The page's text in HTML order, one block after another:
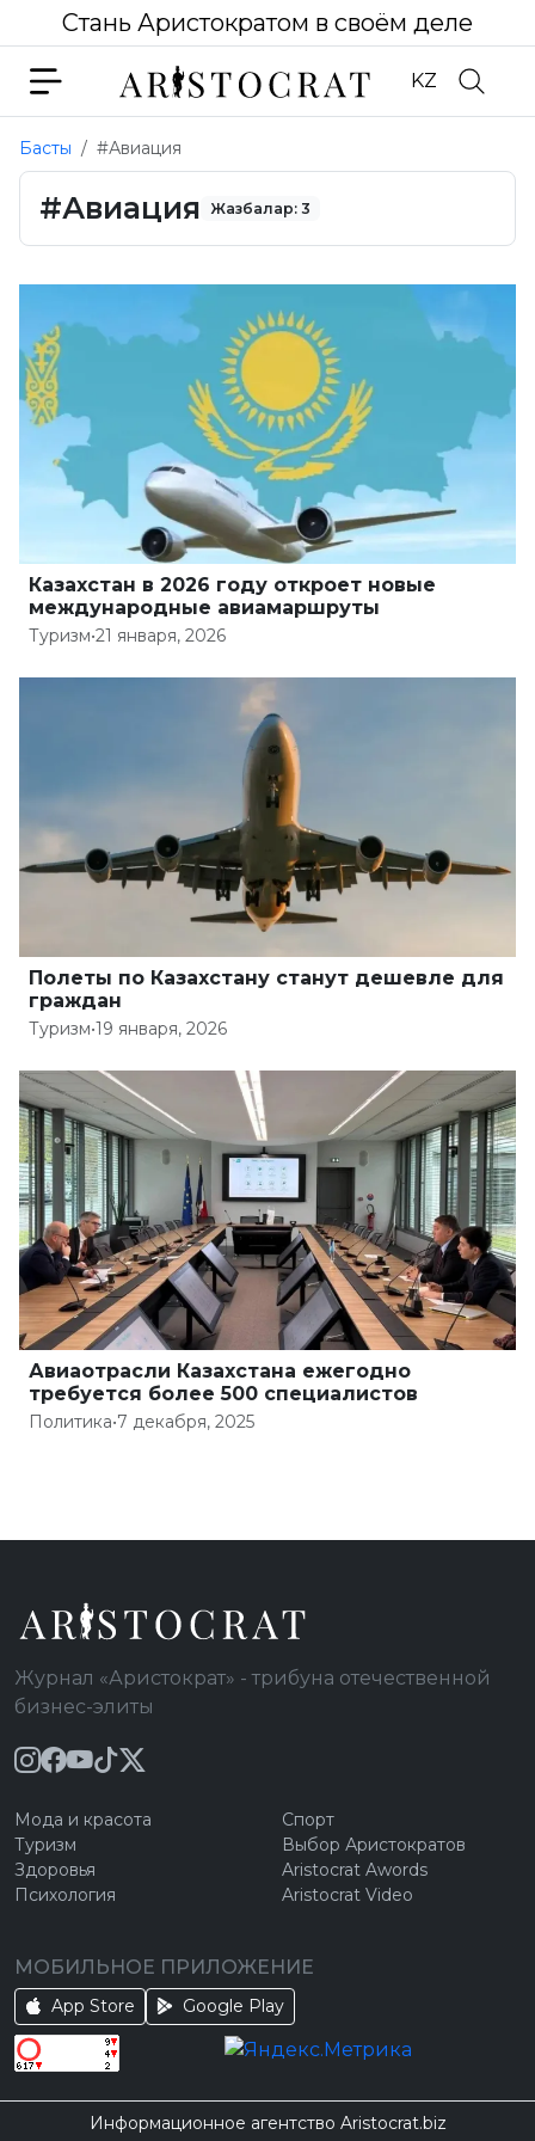
Стань Аристократом в своём деле
KZ
Басты #Авиация
#Авиация Жазбалар: 3
Казахстан в 2026 году откроет новые
международные авиамаршруты
Туризм•21 января, 2026
Полеты по Казахстану станут дешевле для
граждан
Туризм•19 января, 2026
Авиаотрасли Казахстана ежегодно
требуется более 500 специалистов
Политика•7 декабря, 2025
Журнал «Аристократ» - трибуна отечественной
бизнес-элиты
Мода и красота
Туризм
Здоровья
Психология
Спорт
Выбор Аристократов
Aristocrat Awords
Aristocrat Video
МОБИЛЬНОЕ ПРИЛОЖЕНИЕ
App Store Google Play
Информационное агентство Aristocrat.biz